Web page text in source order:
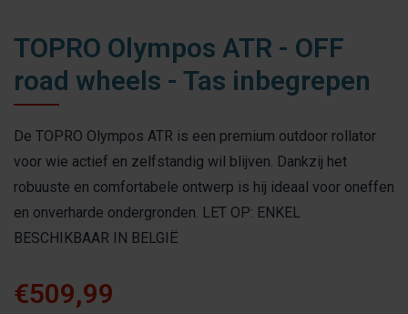
TOPRO Olympos ATR - OFF
road wheels - Tas inbegrepen
De TOPRO Olympos ATR is een premium outdoor rollator
voor wie actief en zelfstandig wil blijven. Dankzij het
robuuste en comfortabele ontwerp is hij ideaal voor oneffen
en onverharde ondergronden. LET OP: ENKEL
BESCHIKBAAR IN BELGIË
€509,99